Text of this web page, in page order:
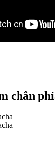
chân